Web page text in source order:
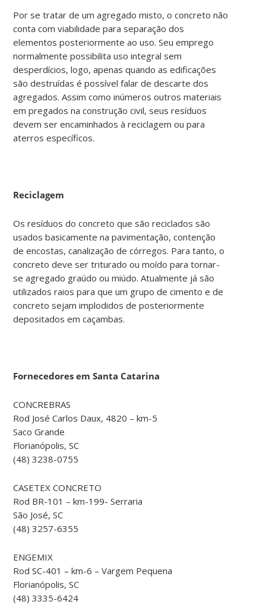
Por se tratar de um agregado misto, o concreto não
conta com viabilidade para separação dos
elementos posteriormente ao uso. Seu emprego
normalmente possibilita uso integral sem
desperdícios, logo, apenas quando as edificações
são destruídas é possível falar de descarte dos
agregados. Assim como inúmeros outros materiais
em pregados na construção civil, seus resíduos
devem ser encaminhados à reciclagem ou para
aterros específicos.
Reciclagem
Os resíduos do concreto que são reciclados são
usados basicamente na pavimentação, contenção
de encostas, canalização de córregos. Para tanto, o
concreto deve ser triturado ou moído para tornar-
se agregado graúdo ou miúdo. Atualmente já são
utilizados raios para que um grupo de cimento e de
concreto sejam implodidos de posteriormente
depositados em caçambas.
Fornecedores em Santa Catarina
CONCREBRAS
Rod José Carlos Daux, 4820 – km-5
Saco Grande
Florianópolis, SC
(48) 3238-0755
CASETEX CONCRETO
Rod BR-101 – km-199- Serraria
São José, SC
(48) 3257-6355
ENGEMIX
Rod SC-401 – km-6 – Vargem Pequena
Florianópolis, SC
(48) 3335-6424